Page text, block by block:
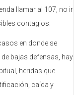
llamar al 107, no ir
contagios.
en donde se
bajas defensas, hay
heridas que
caída y